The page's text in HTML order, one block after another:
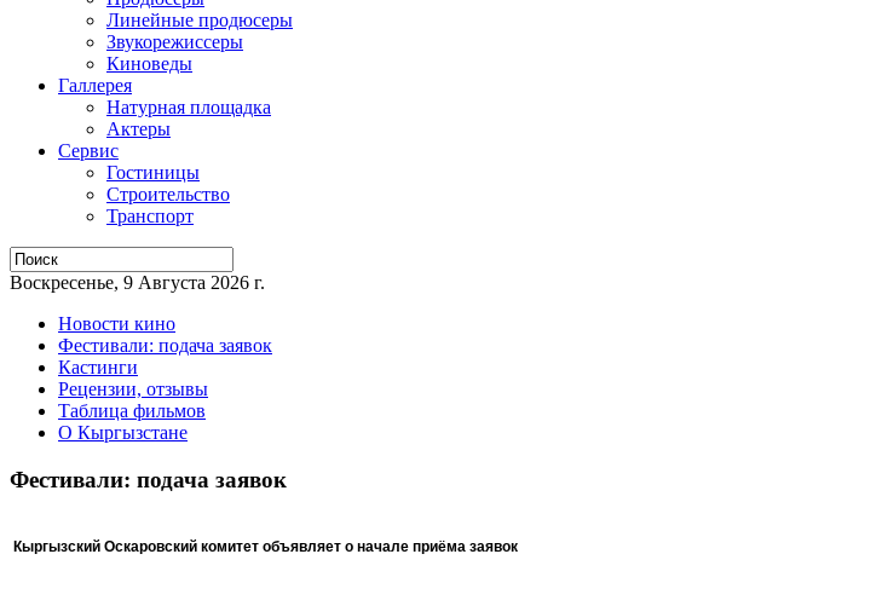
Линейные продюсеры
Звукорежиссеры
Киноведы
Галлерея
Натурная площадка
Актеры
Сервис
Гостиницы
Строительство
Транспорт
Воскресенье, 9 Августа 2026 г.
Новости кино
Фестивали: подача заявок
Кастинги
Рецензии, отзывы
Таблица фильмов
О Кыргызстане
Фестивали: подача заявок
Кыргызский Оскаровский комитет объявляет о начале приёма заявок